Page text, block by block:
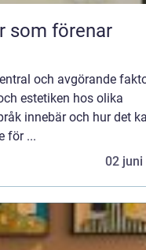
och avgörande
estetiken hos olika
innebär och hur det
för ...
02 juni